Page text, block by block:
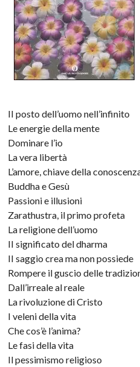
II posto dell’uomo nell’infinito
Le energie della mente
Dominare l’io
La vera libertà
L’amore, chiave della
Buddha e Gesù
Passioni e illusioni
Zarathustra, il primo profeta
La religione dell’uomo
II significato del dharma
II saggio crea ma non possiede
Rompere il guscio delle
Dall’irreale al reale
La rivoluzione di Cristo
I veleni della vita
Che cos’è l’anima?
Le fasi della vita
Il pessimismo religioso